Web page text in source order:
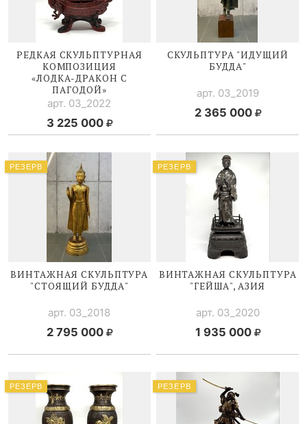
РЕДКАЯ СКУЛЬПТУРНАЯ
КОМПОЗИЦИЯ
«ЛОДКА-ДРАКОН С
ПАГОДОЙ»
арт. 03_2022
3 225 000
СКУЛЬПТУРА "ИДУЩИЙ
БУДДА"
арт. 03_2019
2 365 000
ВИНТАЖНАЯ СКУЛЬПТУРА
"СТОЯЩИЙ БУДДА"
арт. 03_2018
2 795 000
РЕЗЕРВ
ВИНТАЖНАЯ СКУЛЬПТУРА
"ГЕЙША", АЗИЯ
арт. 03_2020
1 935 000
РЕЗЕРВ
РЕЗЕРВ РЕЗЕРВ